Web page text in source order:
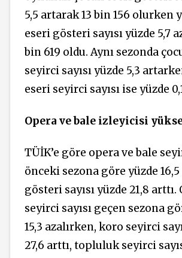
5,5 artarak 13 bin 156 olurken
eseri gösteri sayısı yüzde 5,7
bin 619 oldu. Aynı sezonda
seyirci sayısı yüzde 5,3
eseri seyirci sayısı ise yüzde
Opera ve bale izleyicisi
TÜİK’e göre opera ve bale
önceki sezona göre yüzde
gösteri sayısı yüzde 21,8
seyirci sayısı geçen sezona
15,3 azalırken, koro seyirci
27,6 arttı, topluluk seyirci